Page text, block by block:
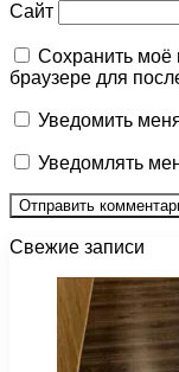
Сайт
Сохранить моё
браузере для
Уведомить
Уведомлять
Свежие записи